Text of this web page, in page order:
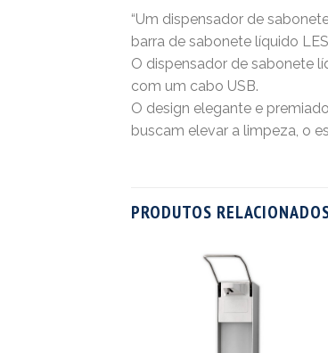
“Um dispensador de
barra de sabonete líquido
O dispensador de sabonete
com um cabo USB.
O design elegante e
buscam elevar a limpeza, o
PRODUTOS